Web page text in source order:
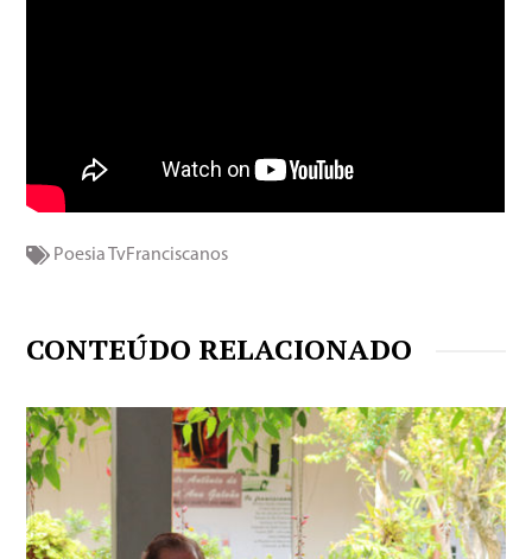
Poesia TvFranciscanos
CONTEÚDO RELACIONADO